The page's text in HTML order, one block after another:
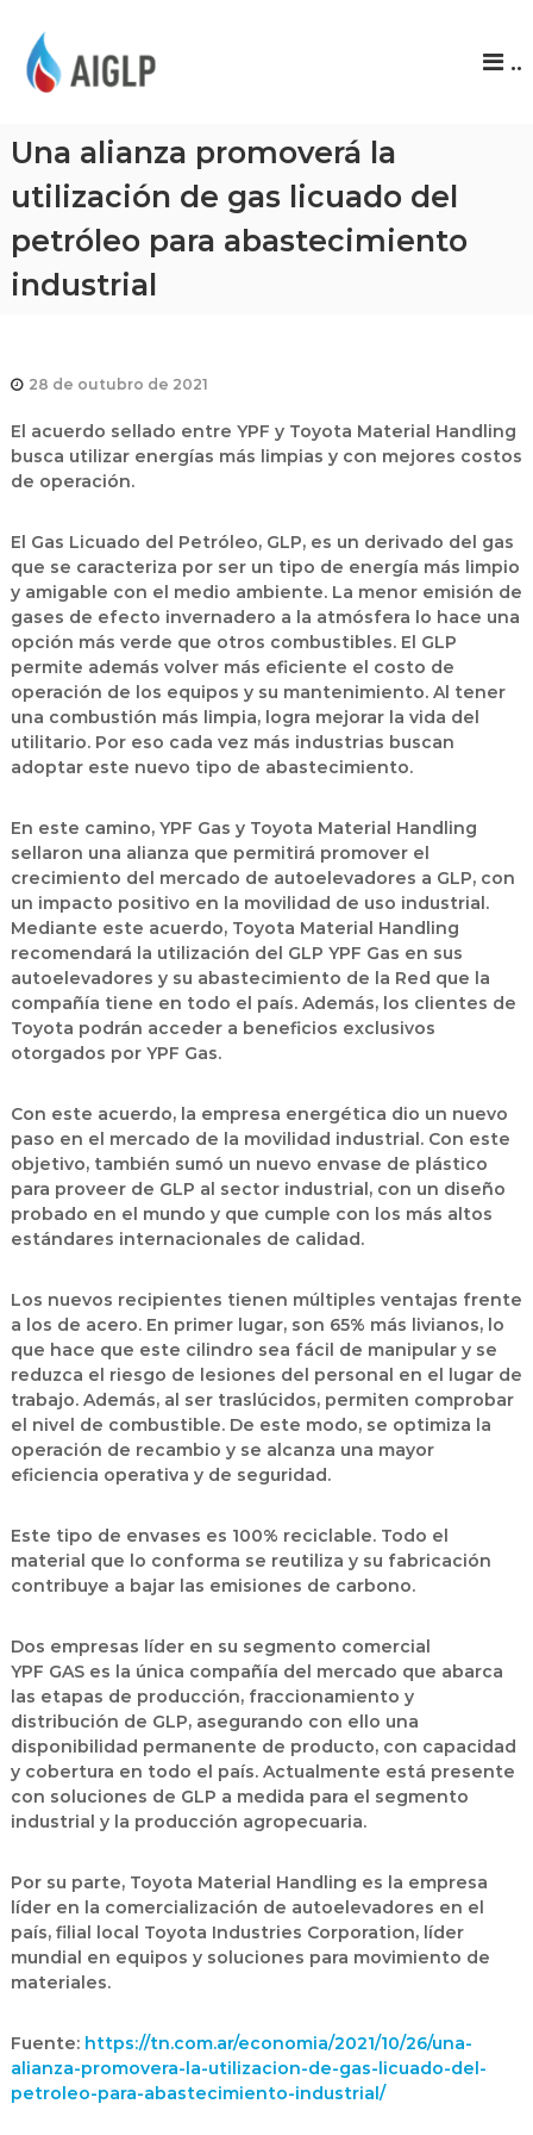
P
..
Una alianza promoverá la
utilización de gas licuado del
petróleo para abastecimiento
industrial
28 de outubro de 2021
El acuerdo sellado entre YPF y Toyota Material Handling
busca utilizar energías más limpias y con mejores costos
de operación.
El Gas Licuado del Petróleo, GLP, es un derivado del gas
que se caracteriza por ser un tipo de energía más limpio
y amigable con el medio ambiente. La menor emisión de
gases de efecto invernadero a la atmósfera lo hace una
opción más verde que otros combustibles. El GLP
permite además volver más eficiente el costo de
operación de los equipos y su mantenimiento. Al tener
una combustión más limpia, logra mejorar la vida del
utilitario. Por eso cada vez más industrias buscan
adoptar este nuevo tipo de abastecimiento.
En este camino, YPF Gas y Toyota Material Handling
sellaron una alianza que permitirá promover el
crecimiento del mercado de autoelevadores a GLP, con
un impacto positivo en la movilidad de uso industrial.
Mediante este acuerdo, Toyota Material Handling
recomendará la utilización del GLP YPF Gas en sus
autoelevadores y su abastecimiento de la Red que la
compañía tiene en todo el país. Además, los clientes de
Toyota podrán acceder a beneficios exclusivos
otorgados por YPF Gas.
Con este acuerdo, la empresa energética dio un nuevo
paso en el mercado de la movilidad industrial. Con este
objetivo, también sumó un nuevo envase de plástico
para proveer de GLP al sector industrial, con un diseño
probado en el mundo y que cumple con los más altos
estándares internacionales de calidad.
Los nuevos recipientes tienen múltiples ventajas frente
a los de acero. En primer lugar, son 65% más livianos, lo
que hace que este cilindro sea fácil de manipular y se
reduzca el riesgo de lesiones del personal en el lugar de
trabajo. Además, al ser traslúcidos, permiten comprobar
el nivel de combustible. De este modo, se optimiza la
operación de recambio y se alcanza una mayor
eficiencia operativa y de seguridad.
Este tipo de envases es 100% reciclable. Todo el
material que lo conforma se reutiliza y su fabricación
contribuye a bajar las emisiones de carbono.
Dos empresas líder en su segmento comercial
YPF GAS es la única compañía del mercado que abarca
las etapas de producción, fraccionamiento y
distribución de GLP, asegurando con ello una
disponibilidad permanente de producto, con capacidad
y cobertura en todo el país. Actualmente está presente
con soluciones de GLP a medida para el segmento
industrial y la producción agropecuaria.
Por su parte, Toyota Material Handling es la empresa
líder en la comercialización de autoelevadores en el
país, filial local Toyota Industries Corporation, líder
mundial en equipos y soluciones para movimiento de
materiales.
Fuente: https://tn.com.ar/economia/2021/10/26/una-
alianza-promovera-la-utilizacion-de-gas-licuado-del-
petroleo-para-abastecimiento-industrial/